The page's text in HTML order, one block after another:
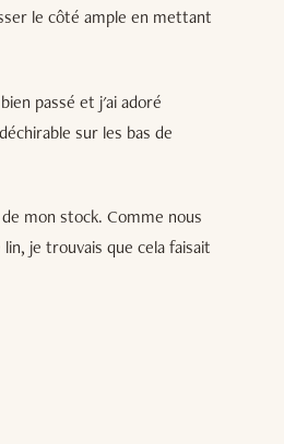
le côté ample en mettant
passé et j'ai adoré
sur les bas de
mon stock. Comme nous
je trouvais que cela faisait